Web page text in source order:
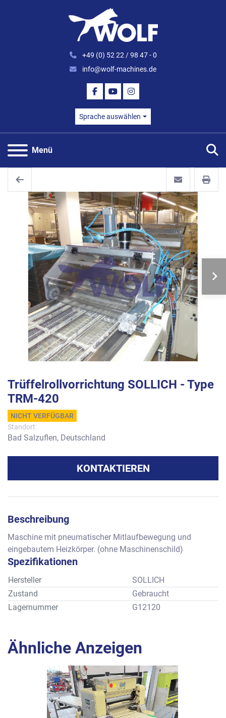
+49 (0) 52 22 / 98 47 - 0
info@wolf-machines.de
FACEBOOK
YOUTUBEINSTAGRAM
Sprache auswählen
Menü
Trüffelrollvorrichtung SOLLICH - Type
TRM-420
NICHT VERFÜGBAR
Standort:
Bad Salzuflen, Deutschland
KONTAKTIEREN
Beschreibung
Maschine mit pneumatischer Mitlaufbewegung und
eingebautem Heizkörper. (ohne Maschinenschild)
Spezifikationen
Hersteller
SOLLICH
Zustand
Gebraucht
Lagernummer
G12120
Ähnliche Anzeigen